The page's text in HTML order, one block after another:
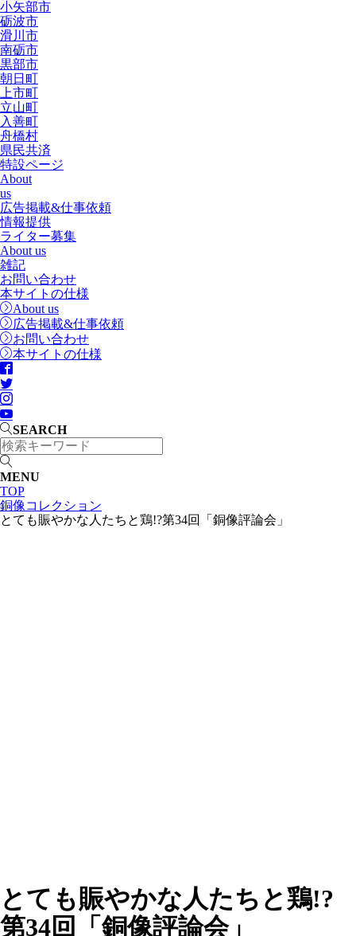
小矢部市
砺波市
滑川市
南砺市
黒部市
朝日町
上市町
立山町
入善町
舟橋村
県民共済
特設ページ
About
us
広告掲載&仕事依頼
情報提供
ライター募集
About us
雑記
お問い合わせ
本サイトの仕様
About us
広告掲載&仕事依頼
お問い合わせ
本サイトの仕様
SEARCH
MENU
TOP
銅像コレクション
とても賑やかな人たちと鶏!?第34回「銅像評論会」
とても賑やかな人たちと鶏!?
第34回「銅像評論会」